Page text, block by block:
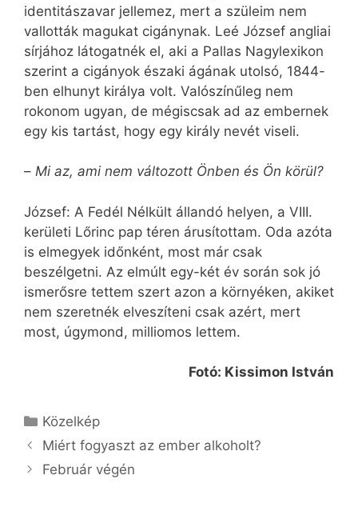
identitászavar jellemez, mert a szüleim nem
vallották magukat cigánynak. Leé József angliai
sírjához látogatnék el, aki a Pallas Nagylexikon
szerint a cigányok északi ágának utolsó, 1844-
ben elhunyt királya volt. Valószínűleg nem
rokonom ugyan, de mégiscsak ad az embernek
egy kis tartást, hogy egy király nevét viseli.
– Mi az, ami nem változott Önben és Ön körül?
József: A Fedél Nélkült állandó helyen, a VIII.
kerületi Lőrinc pap téren árusítottam. Oda azóta
is elmegyek időnként, most már csak
beszélgetni. Az elmúlt egy-két év során sok jó
ismerősre tettem szert azon a környéken, akiket
nem szeretnék elveszíteni csak azért, mert
most, úgymond, milliomos lettem.
Fotó: Kissimon István
Kategória
Közelkép
Miért fogyaszt az ember alkoholt?
Február végén